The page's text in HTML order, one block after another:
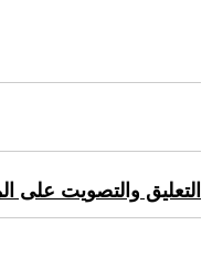
التعليق والتصويت على